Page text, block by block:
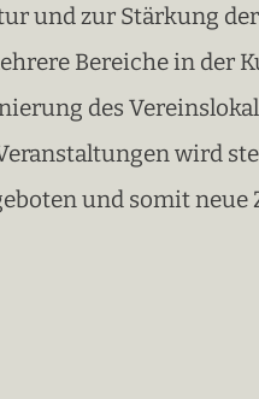
und zur Stärkung
Bereiche in der
des
wird
und somit neue